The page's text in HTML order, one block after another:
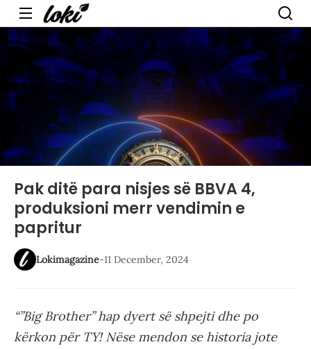
Menu
Pak ditë para nisjes së BBVA 4,
produksioni merr vendimin e
papritur
Lokimagazine-11 December, 2024
“”Big Brother” hap dyert së shpejti dhe po
kërkon për TY! Nëse mendon se historia jote